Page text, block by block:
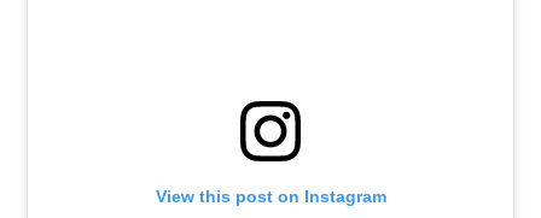
View this post on Instagram